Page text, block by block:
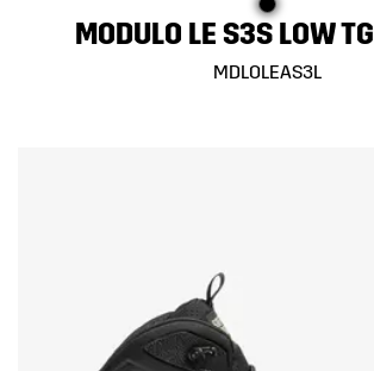
MODULO LE S3S LOW TG
MDLOLEAS3L